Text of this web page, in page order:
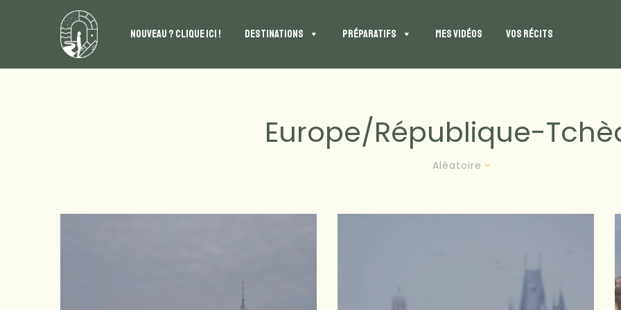
NOUVEAU ? CLIQUE ICI ! DESTINATIONS PRÉPARATIFS MES VIDÉOS VOS RÉCITS
Europe/république-
Aléatoire